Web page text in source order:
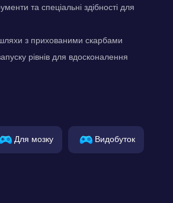
та спеціальні здібності для
з прихованими скарбами
рівнів для вдосконалення
Для мозку Видобуток